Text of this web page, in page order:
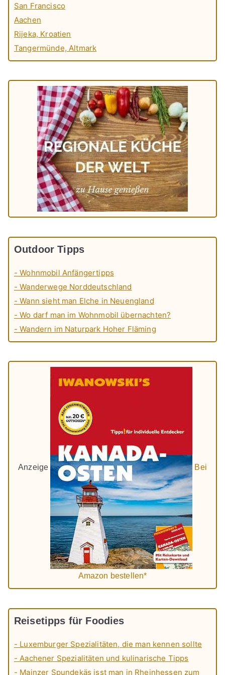
San Francisco
Aachen
Rijeka, Kroatien
Tangermünde, Altmark
Outdoor Tipps
- Wohnmobil Anfängertipps
- Wanderwege Norddeutschland
- Wann sieht man Elche in Neuengland
- Wo darf man im Wohnmobil übernachten?
- Wandern im Naturpark Hoher Fläming
Anzeige Bei
Amazon bestellen*
Reisetipps für Foodies
- Luxemburger Spezialitäten, die man kennen sollte
- Aachener Spezialitäten und kulinarische Tipps
- Mainzer Spundekäs isst man in Rheinhessen zum